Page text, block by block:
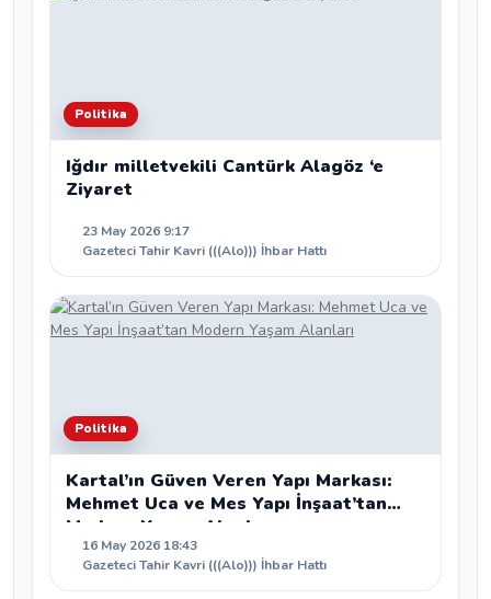
Politika
Iğdır milletvekili Cantürk Alagöz ‘e
Ziyaret
23 May 2026 9:17
Gazeteci Tahir Kavri (((Alo))) İhbar Hattı
Politika
Kartal’ın Güven Veren Yapı Markası:
Mehmet Uca ve Mes Yapı İnşaat’tan
Modern Yaşam Alanları
16 May 2026 18:43
Gazeteci Tahir Kavri (((Alo))) İhbar Hattı